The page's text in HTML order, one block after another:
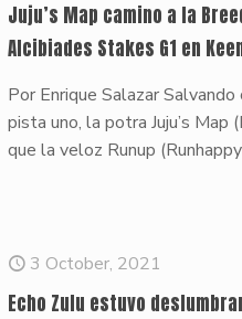
Juju’s Map camino a la
Alcibiades Stakes G1 en
Por Enrique Salazar
pista uno, la potra Juju’s Map
que la veloz Runup
3 October, 2021
Echo Zulu estuvo